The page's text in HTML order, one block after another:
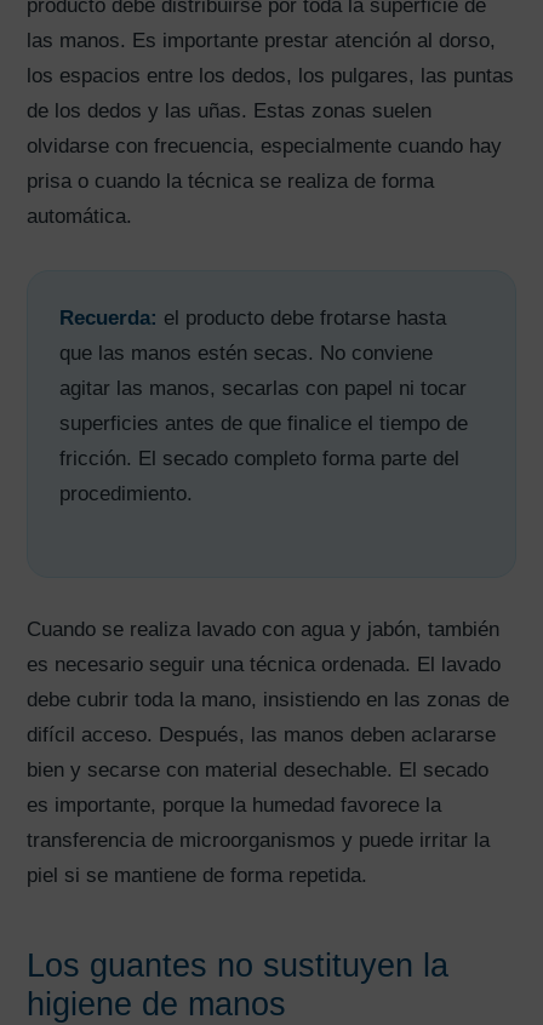
producto debe distribuirse por toda la superficie de
las manos. Es importante prestar atención al dorso,
los espacios entre los dedos, los pulgares, las puntas
de los dedos y las uñas. Estas zonas suelen
olvidarse con frecuencia, especialmente cuando hay
prisa o cuando la técnica se realiza de forma
automática.
Recuerda: el producto debe frotarse hasta
que las manos estén secas. No conviene
agitar las manos, secarlas con papel ni tocar
superficies antes de que finalice el tiempo de
fricción. El secado completo forma parte del
procedimiento.
Cuando se realiza lavado con agua y jabón, también
es necesario seguir una técnica ordenada. El lavado
debe cubrir toda la mano, insistiendo en las zonas de
difícil acceso. Después, las manos deben aclararse
bien y secarse con material desechable. El secado
es importante, porque la humedad favorece la
transferencia de microorganismos y puede irritar la
piel si se mantiene de forma repetida.
Los guantes no sustituyen la
higiene de manos